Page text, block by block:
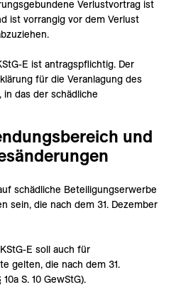
Verlustvortrag ist
ist vorrangig vor dem Verlust
E ist antragspflichtig. Der
für die Veranlagung des
das der schädliche
und
schädliche Beteiligungserwerbe
sein, die nach dem 31. Dezember
E soll auch für
gelten, die nach dem 31.
S. 10 GewStG).